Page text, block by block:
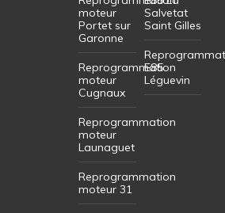
moteur
Portet sur
Garonne
Reprogrammation
moteur
Cugnaux
Reprogrammation
moteur
Launaguet
Reprogrammation
moteur 31
Salvetat
Saint Gilles
E85
Léguevin